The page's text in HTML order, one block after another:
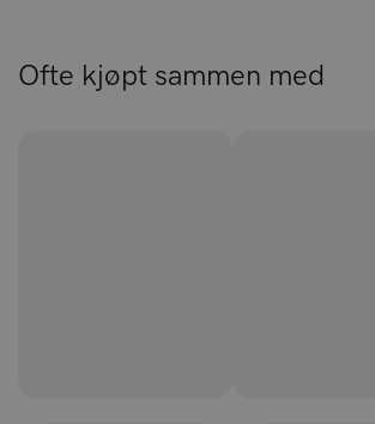
prosessen skjer i et lukket system, hvor
brukte kjemikaliene resirkuleres, noe som
Ofte kjøpt sammen med